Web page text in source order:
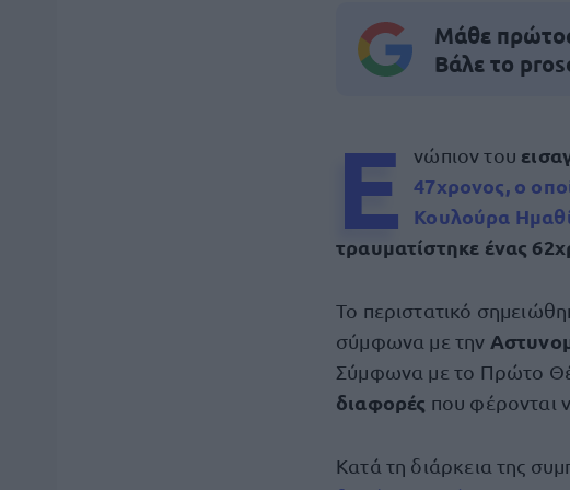
Μάθε πρώτος
Βάλε το
Ε νώπιον του
47χρονος, ο
Κουλούρα
τραυματίστηκε ένας
Το περιστατικό
σύμφωνα με την
Σύμφωνα με το Πρώτο
διαφορές που φέρονται
Κατά τη διάρκεια της